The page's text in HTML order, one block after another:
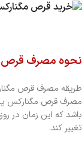
نحوه مصرف قرص
طریقه مصرف قرص
مصرف قرص مگنارکس
باشد که این زمان در
تغییر کند.